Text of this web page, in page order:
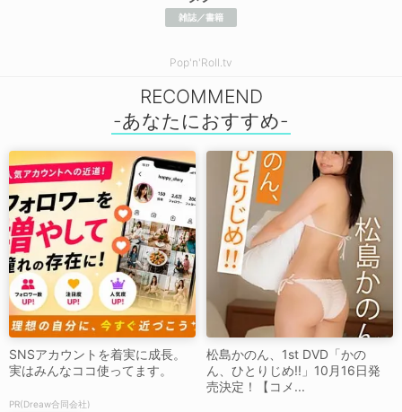
雑誌／書籍
Pop'n'Roll.tv
RECOMMEND
SNSアカウントを着実に成長。
実はみんなココ使ってます。
PR(Dreaw合同会社)
松島かのん、1st DVD「かの
ん、ひとりじめ!!」10月16日発
売決定！【コメ...